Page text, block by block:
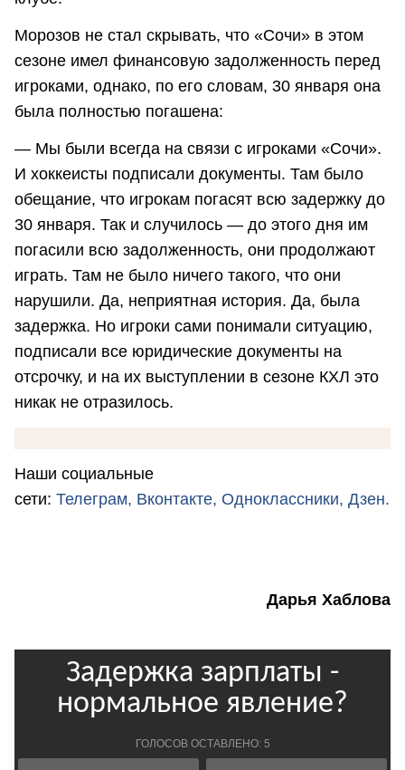
Морозов не стал скрывать, что «Сочи» в этом
сезоне имел финансовую задолженность перед
игроками, однако, по его словам, 30 января она
была полностью погашена:
— Мы были всегда на связи с игроками «Сочи».
И хоккеисты подписали документы. Там было
обещание, что игрокам погасят всю задержку до
30 января. Так и случилось — до этого дня им
погасили всю задолженность, они продолжают
играть. Там не было ничего такого, что они
нарушили. Да, неприятная история. Да, была
задержка. Но игроки сами понимали ситуацию,
подписали все юридические документы на
отсрочку, и на их выступлении в сезоне КХЛ это
никак не отразилось.
Наши социальные
сети: Телеграм, Вконтакте, Одноклассники, Дзен.
Дарья Хаблова